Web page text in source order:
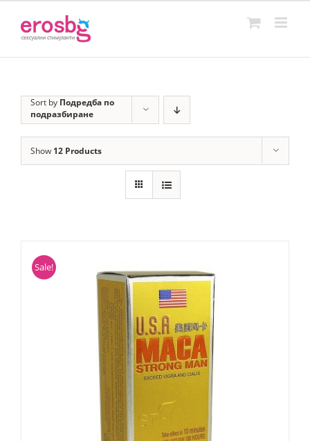
content
Sort by Подредба по
подразбиране
Show 12 Products
Sale!